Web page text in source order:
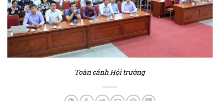
Toàn cảnh Hội trường